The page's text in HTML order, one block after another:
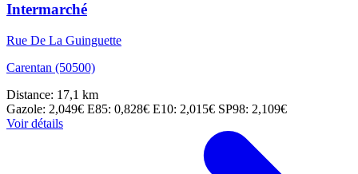
Intermarché
Rue De La Guinguette
Carentan (50500)
Distance: 17,1 km
Gazole: 2,049€ E85: 0,828€ E10: 2,015€ SP98: 2,109€
Voir détails